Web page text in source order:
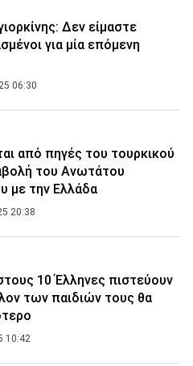
Δεν είμαστε
για μία επόμενη
06:30
από πηγές του τουρκικού
του Ανωτάτου
με την Ελλάδα
20:38
10 Έλληνες πιστεύουν
των παιδιών τους θα
10:42